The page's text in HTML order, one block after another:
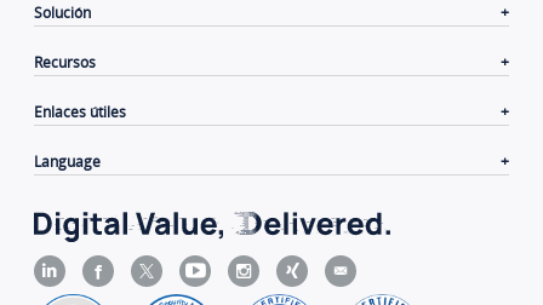
Solución
Recursos
Enlaces útiles
Language